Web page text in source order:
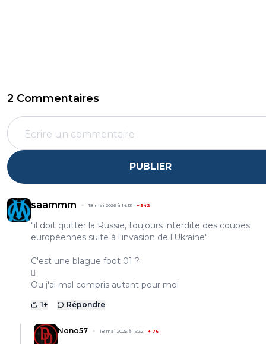
2 Commentaires
PUBLIER
saammm 18 mai 2026 à 14:13 + 542
"il doit quitter la Russie, toujours interdite des coupes
européennes suite à l'invasion de l'Ukraine"
C'est une blague foot 01 ?
🫪
Ou j'ai mal compris autant pour moi
1+ Répondre
Nono57 18 mai 2026 à 15:32 + 76